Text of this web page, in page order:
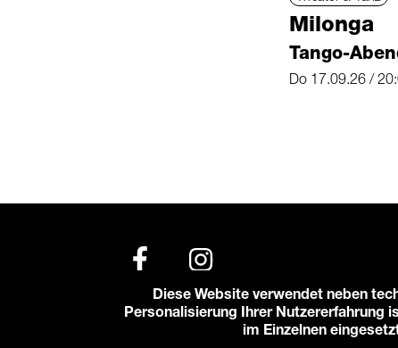
Milonga
Tango-
Do 17.09.26 /
© 2026 Karlstorbahnhof e.V.
Datenschutzerklärung
Diese Website verwendet neben
Personalisierung Ihrer Nutzererfahrung
im Einzelnen